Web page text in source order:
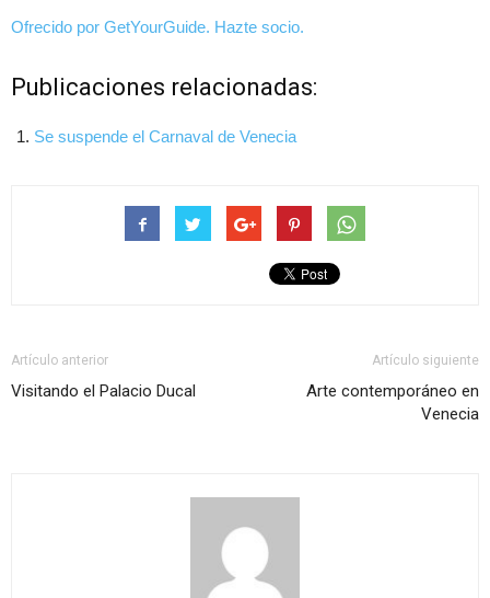
Ofrecido por GetYourGuide. Hazte socio.
Publicaciones relacionadas:
Se suspende el Carnaval de Venecia
Artículo anterior
Visitando el Palacio Ducal
Artículo siguiente
Arte contemporáneo en
Venecia